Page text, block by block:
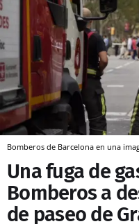
Bomberos de Barcelona en una
Una fuga de
Bomberos a
de paseo de